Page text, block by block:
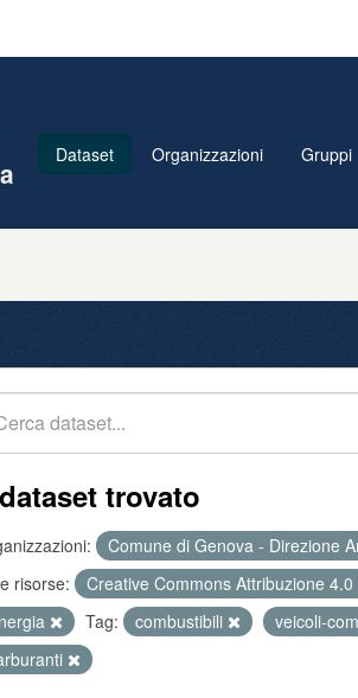
Dataset Organizzazioni Gruppi
trovato
Comune di Genova - Direzione
risorse:
Creative Commons Attribuzione
Tag: combustibili veicoli-